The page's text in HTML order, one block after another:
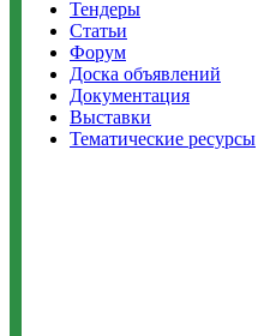
Тендеры
Статьи
Форум
Доска объявлений
Документация
Выставки
Тематические ресурсы